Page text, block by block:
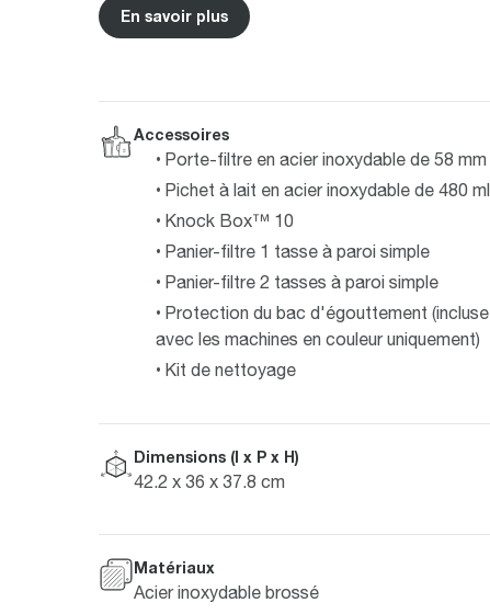
En savoir plus
Accessoires
Porte-filtre en acier inoxydable de 58 mm
Pichet à lait en acier inoxydable de 480 ml
Knock Box™ 10
Panier-filtre 1 tasse à paroi simple
Panier-filtre 2 tasses à paroi simple
Protection du bac d'égouttement (incluse
avec les machines en couleur uniquement)
Kit de nettoyage
Dimensions (l x P x H)
42.2 x 36 x 37.8 cm
Matériaux
Acier inoxydable brossé